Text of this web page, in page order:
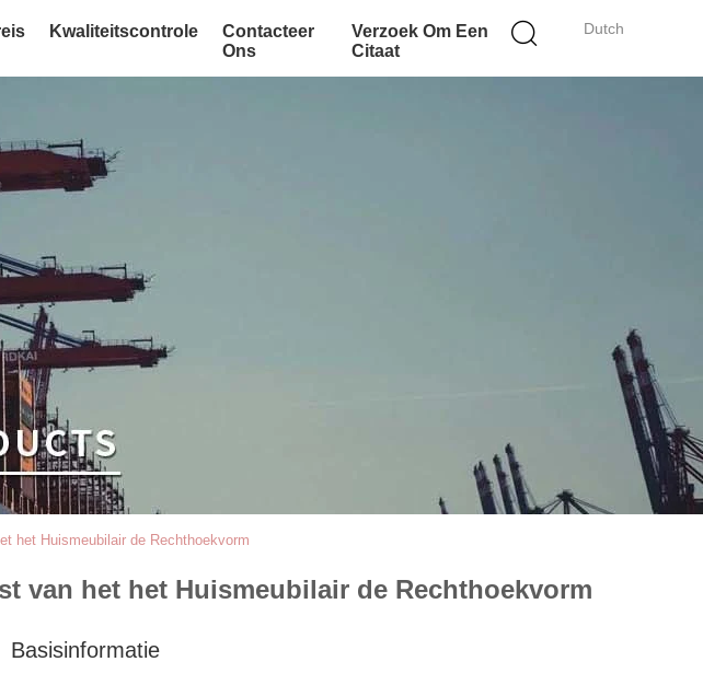
Dutch
Kwaliteitscontrole
Contacteer
Ons
Verzoek Om Een
Citaat
het Huismeubilair de Rechthoekvorm
van het het Huismeubilair de Rechthoekvorm
Basisinformatie